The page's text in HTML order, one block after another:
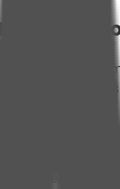
che
malattia